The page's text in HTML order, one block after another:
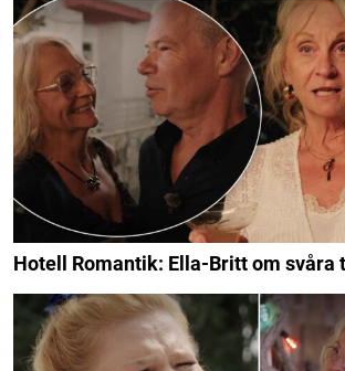
Hotell Romantik: Ella-Britt om svåra